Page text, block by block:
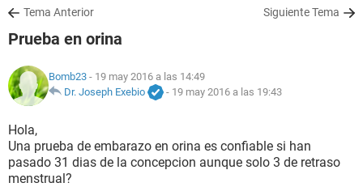
SALUD
NUTRICIÓN
BIENESTAR
SEXUALIDAD
Tema Anterior Siguiente Tema
Prueba en orina
Bomb23 - 19 may 2016 a las 14:49
Dr. Joseph Exebio
- 19 may 2016 a las 19:43
Hola,
Una prueba de embarazo en orina es confiable si han
pasado 31 dias de la concepcion aunque solo 3 de retraso
menstrual?